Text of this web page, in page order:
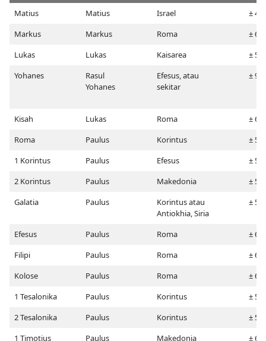
Matius Matius Israel
± 41
Markus
Markus Roma
±
Lukas
Lukas Kaisarea
±
Yohanes
Rasul
Yohanes
Efesus, atau
sekitar
± 98
Kisah Lukas Roma
± 61
Roma
Paulus Korintus
± 56
1 Korintus
Paulus Efesus
± 55
2 Korintus
Paulus Makedonia
± 55
Galatia
Paulus
Korintus atau
Antiokhia, Siria
±
Efesus Paulus Roma
±
Filipi
Paulus Roma
±
Kolose
Paulus Roma
±
1 Tesalonika
Paulus Korintus
± 50
2 Tesalonika
Paulus Korintus
± 51
1 Timotius
Paulus Makedonia
±